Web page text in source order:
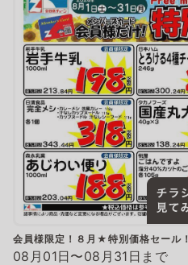
会員様限定！８月★特別価格セール！
08月01日〜08月31日まで